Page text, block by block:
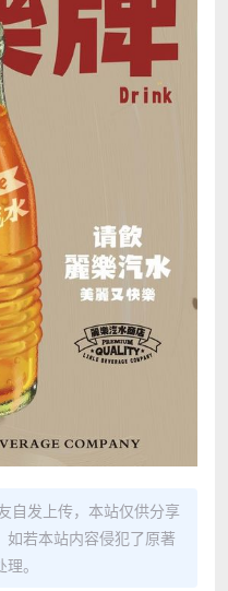
自发上传，本站仅供分享
如若本站内容侵犯了原著
。